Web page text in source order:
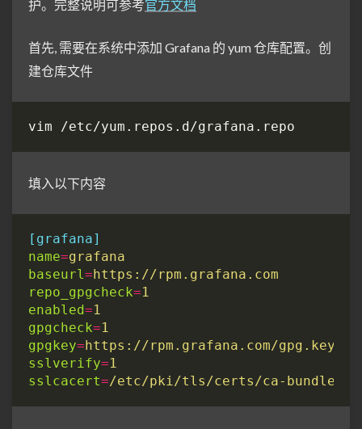
护。完整说明可参考官方文档
首先, 需要在系统中添加 Grafana 的 yum 仓库配置。创
建仓库文件
填入以下内容
[grafana]
name=grafana
baseurl=https://rpm.grafana.com
repo_gpgcheck=1
enabled=1
gpgcheck=1
gpgkey=https://rpm.grafana.com/gpg.key
sslverify=1
sslcacert=/etc/pki/tls/certs/ca-